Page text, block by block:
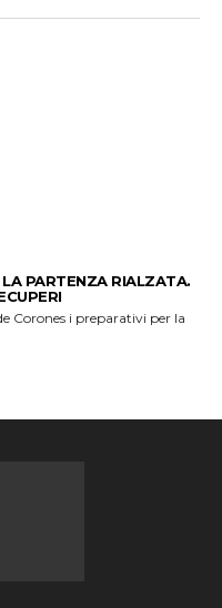
PARTENZA RIALZATA.
Corones i preparativi per la